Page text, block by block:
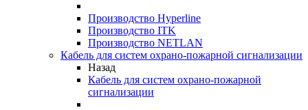
Производство Hyperline
Производство ITK
Производство NETLAN
Кабель для систем охрано-пожарной сигнализации
Назад
Кабель для систем охрано-пожарной
сигнализации